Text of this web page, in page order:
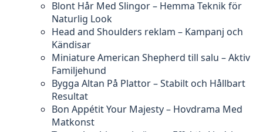
Blont Hår Med Slingor – Hemma Teknik för
Naturlig Look
Head and Shoulders reklam – Kampanj och
Kändisar
Miniature American Shepherd till salu – Aktiv
Familjehund
Bygga Altan På Plattor – Stabilt och Hållbart
Resultat
Bon Appétit Your Majesty – Hovdrama Med
Matkonst